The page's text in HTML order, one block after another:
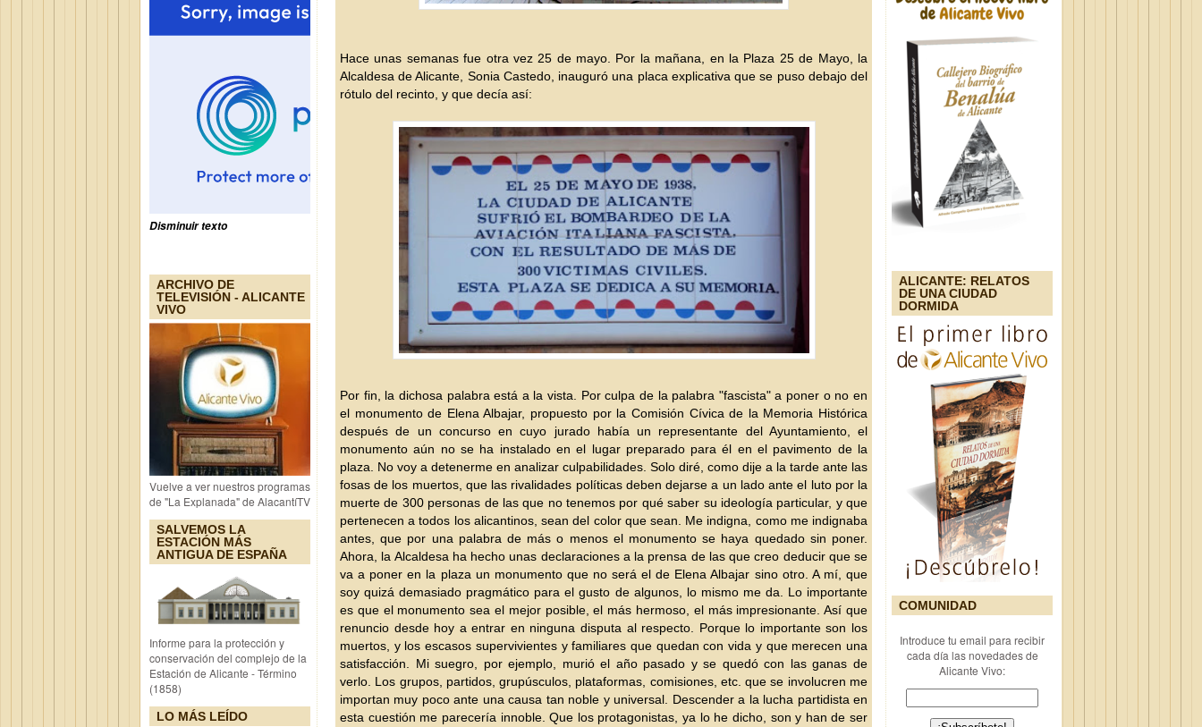
Disminuir texto
ARCHIVO DE
TELEVISIÓN - ALICANTE
VIVO
Vuelve a ver nuestros programas
de "La Explanada" de AlacantíTV
SALVEMOS LA
ESTACIÓN MÁS
ANTIGUA DE ESPAÑA
Informe para la protección y
conservación del complejo de la
Estación de Alicante - Término
(1858)
LO MÁS LEÍDO
Hace unas semanas fue otra vez 25 de mayo. Por la mañana, en la Plaza 25 de Mayo, la
Alcaldesa de Alicante, Sonia Castedo, inauguró una placa explicativa que se puso debajo del
rótulo del recinto, y que decía así:
Por fin, la dichosa palabra está a la vista. Por culpa de la palabra "fascista" a poner o no en
el monumento de Elena Albajar, propuesto por la Comisión Cívica de la Memoria Histórica
después de un concurso en cuyo jurado había un representante del Ayuntamiento, el
monumento aún no se ha instalado en el lugar preparado para él en el pavimento de la
plaza. No voy a detenerme en analizar culpabilidades. Solo diré, como dije a la tarde ante las
fosas de los muertos, que las rivalidades políticas deben dejarse a un lado ante el luto por la
muerte de 300 personas de las que no tenemos por qué saber su ideología particular, y que
pertenecen a todos los alicantinos, sean del color que sean. Me indigna, como me indignaba
antes, que por una palabra de más o menos el monumento se haya quedado sin poner.
Ahora, la Alcaldesa ha hecho unas declaraciones a la prensa de las que creo deducir que se
va a poner en la plaza un monumento que no será el de Elena Albajar sino otro. A mí, que
soy quizá demasiado pragmático para el gusto de algunos, lo mismo me da. Lo importante
es que el monumento sea el mejor posible, el más hermoso, el más impresionante. Así que
renuncio desde hoy a entrar en ninguna disputa al respecto. Porque lo importante son los
muertos, y los escasos supervivientes y familiares que quedan con vida y que merecen una
satisfacción. Mi suegro, por ejemplo, murió el año pasado y se quedó con las ganas de
verlo. Los grupos, partidos, grupúsculos, plataformas, comisiones, etc. que se involucren me
importan muy poco ante una causa tan noble y universal. Descender a la lucha partidista en
esta cuestión me parecería innoble. Que los protagonistas, ya lo he dicho, son y han de ser
ALICANTE: RELATOS
DE UNA CIUDAD
DORMIDA
COMUNIDAD
Introduce tu email para recibir
cada día las novedades de
Alicante Vivo: